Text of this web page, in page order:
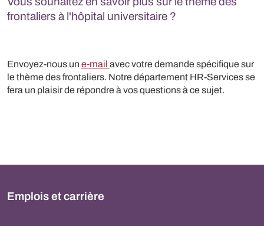
frontaliers à l'hôpital universitaire ?
Envoyez-nous un e-mail avec votre demande spécifique sur
le thème des frontaliers. Notre département HR-Services se
fera un plaisir de répondre à vos questions à ce sujet.
Emplois et carrière